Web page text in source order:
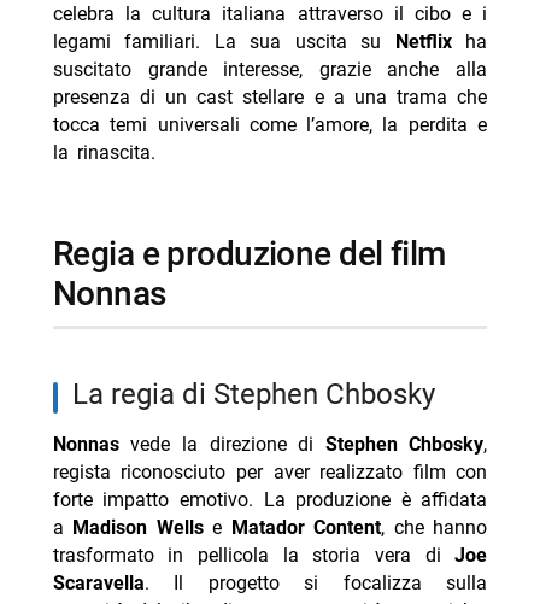
- The Last House dal 7 agosto su Netflix: trama e
cast
- Don’t Say Good Luck: il film Netflix dal 14 agosto
- Netflix perde copia film Nicolas Cage, causa da 105
mln
celebra la cultura italiana attraverso il cibo e i
legami familiari. La sua uscita su
Netflixha
suscitato grande interesse, grazie anche alla
presenza di un cast stellare e a una trama che
tocca temi universali come l’amore, la perdita e
la rinascita.
regia e produzione del film
Nonnas
la regia di Stephen Chbosky
Nonnasvede la direzione di Stephen Chbosky,
regista riconosciuto per aver realizzato film con
forte impatto emotivo. La produzione è affidata
a Madison Wellse Matador Content, che hanno
trasformato in pellicola la storia vera diJoe
Scaravella. Il progetto si focalizza sulla